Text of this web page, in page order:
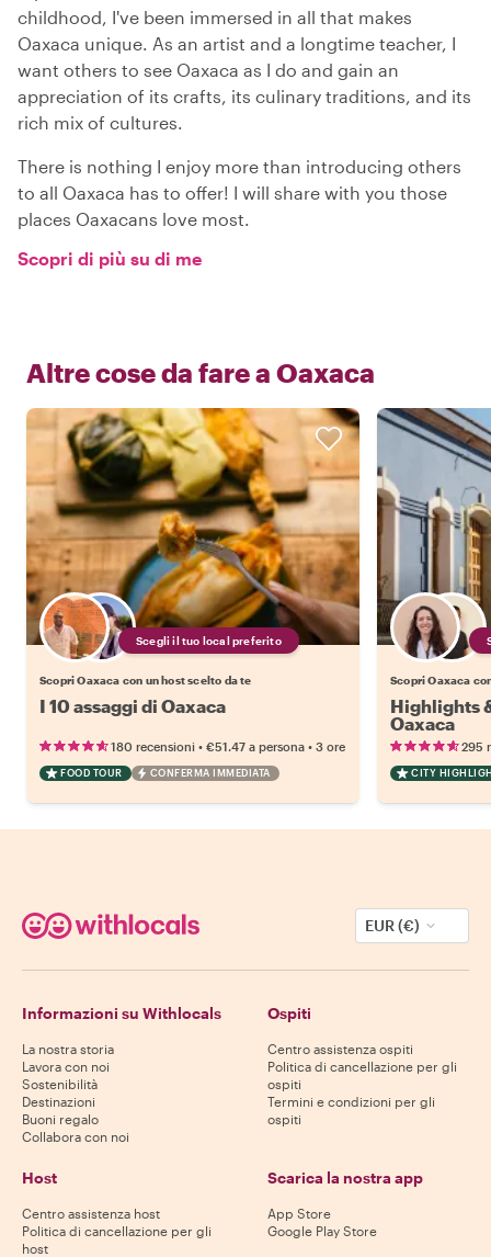
childhood, I've been immersed in all that makes
Oaxaca unique. As an artist and a longtime teacher, I
want others to see Oaxaca as I do and gain an
appreciation of its crafts, its culinary traditions, and its
rich mix of cultures.
There is nothing I enjoy more than introducing others
to all Oaxaca has to offer! I will share with you those
places Oaxacans love most.
Scopri di più su di me
Altre cose da fare a Oaxaca
Scegli il tuo local preferito
Scopri Oaxaca con un host scelto da te
I 10 assaggi di Oaxaca
180 recensioni • €51.47 a persona • 3 ore
FOOD TOUR CONFERMA IMMEDIATA
Scopri Oaxaca
Highlights
Oaxaca
295
CITY
EUR (€)
Informazioni su Withlocals
La nostra storia
Lavora con noi
Sostenibilità
Destinazioni
Buoni regalo
Collabora con noi
Ospiti
Centro assistenza ospiti
Politica di cancellazione per gli
ospiti
Termini e condizioni per gli
ospiti
Host
Centro assistenza host
Politica di cancellazione per gli
host
Scarica la nostra app
App Store
Google Play Store